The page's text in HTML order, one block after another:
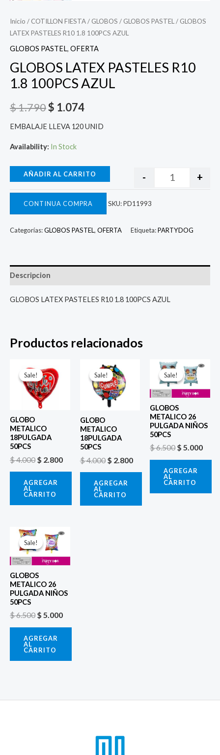
Inicio / COTILLON FIESTA/ GLOBOS / GLOBOS PASTEL / GLOBOS
LATEX PASTELES R10 1.8 100PCS AZUL
GLOBOS PASTEL, OFERTA
GLOBOS LATEX PASTELES R10
1.8 100PCS AZUL
$1.790$ 1.074
EMBALAJE LLEVA 120 UNID
Availability: In Stock
- +
AÑADIR AL CARRITO
CONTINUA COMPRA SKU:PD11993
Categorías:GLOBOS PASTEL, OFERTA Etiqueta:PARTYDOG
Descripcion
GLOBOS LATEX PASTELES R10 1.8 100PCS AZUL
Productos relacionados
Sale!
Sale!
GLOBO
METALICO
18PULGADA
50PCS
$4.000
precio
original
era:
$ 4.000.
$ 2.800
AGREGAR
AL
CARRITO
Sale!
Sale!
GLOBO
METALICO
18PULGADA
50PCS
$4.000
El
precio
original
era:
$ 4.000.
$ 2.800
AGREGAR
AL
CARRITO
Sale!
Sale!
GLOBOS
METALICO 26
PULGADA NIÑOS
50PCS
$6.500
El
precio
original
era:
$ 5.000
El
AGREGAR
AL
CARRITO
Sale!
Sale!
GLOBOS
METALICO 26
PULGADA NIÑOS
50PCS
$6.500
El
precio
original
era:
$ 5.000
El
AGREGAR
AL
CARRITO